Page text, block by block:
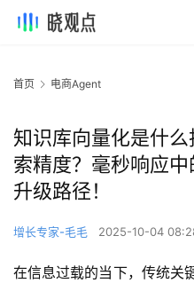
首页 电商Agent
知识库向量化是什
索精度？毫秒响应
升级路径！
增长专家-毛毛 2025-10-04
在信息过载的当下，传统关